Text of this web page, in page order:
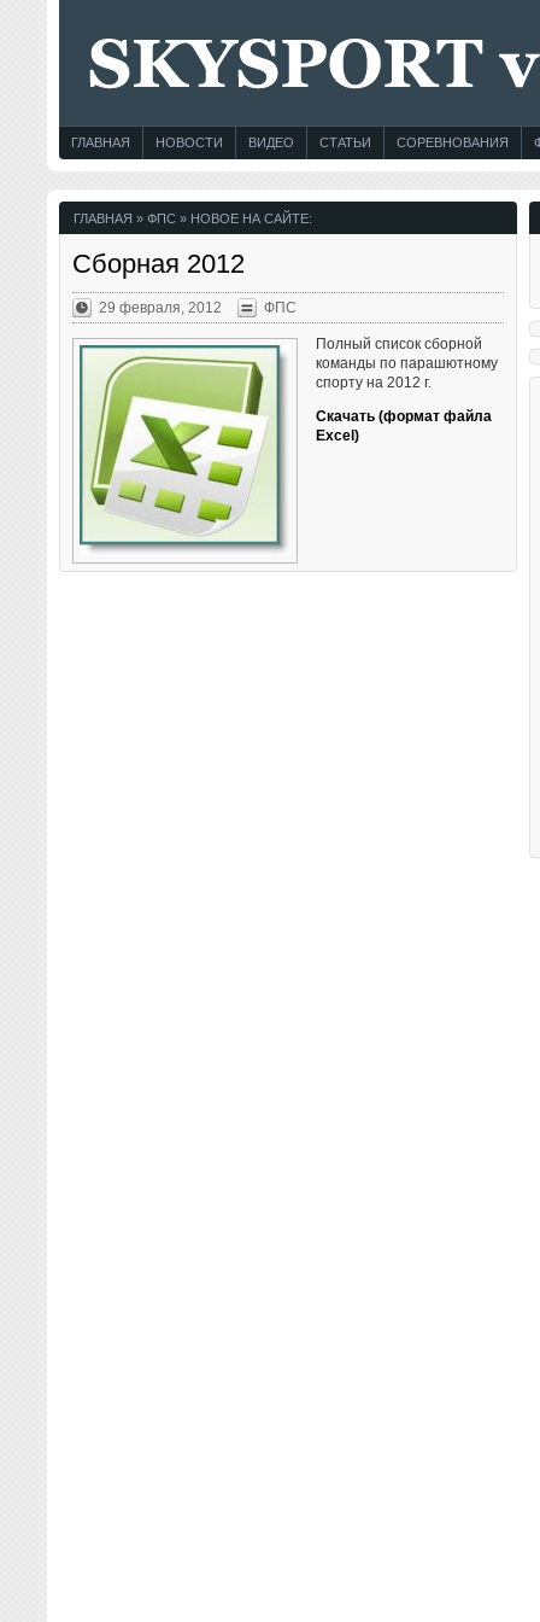
ГЛАВНАЯ НОВОСТИ ВИДЕО СТАТЬИ СОРЕВНОВАНИЯ
ГЛАВНАЯ » ФПС » НОВОЕ НА САЙТЕ:
Сборная 2012
29 февраля, 2012 ФПС
Полный список сборной
команды по парашютному
спорту на 2012 г.
Скачать (формат файла
Excel)